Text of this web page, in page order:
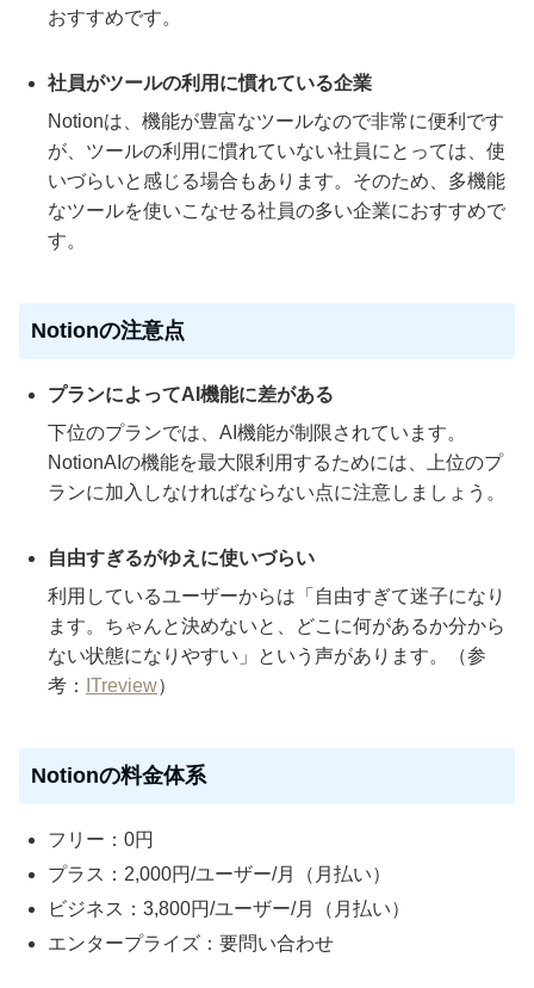
おすすめです。
社員がツールの利用に慣れている企業
Notionは、機能が豊富なツールなので非常に便利です
が、ツールの利用に慣れていない社員にとっては、使
いづらいと感じる場合もあります。そのため、多機能
なツールを使いこなせる社員の多い企業におすすめで
す。
Notionの注意点
プランによってAI機能に差がある
下位のプランでは、AI機能が制限されています。
NotionAIの機能を最大限利用するためには、上位のプ
ランに加入しなければならない点に注意しましょう。
自由すぎるがゆえに使いづらい
利用しているユーザーからは「自由すぎて迷子になり
ます。ちゃんと決めないと、どこに何があるか分から
ない状態になりやすい」という声があります。（参
考：
ITreview）
Notionの料金体系
フリー：0円
プラス：2,000円/ユーザー/月（月払い）
ビジネス：3,800円/ユーザー/月（月払い）
エンタープライズ：要問い合わせ